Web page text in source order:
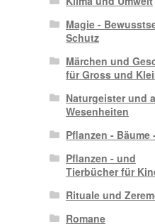
Magie -
Schutz
Märchen und
für Gross und
Naturgeister und
Wesenheiten
Pflanzen - Bäume
Pflanzen - und
Tierbücher für
Rituale und
Romane